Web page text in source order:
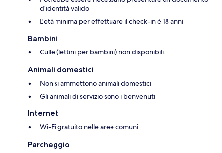
d’identità valido
L'età minima per effettuare il check-in è 18 anni
Bambini
Culle (lettini per bambini) non disponibili.
Animali domestici
Non si ammettono animali domestici
Gli animali di servizio sono i benvenuti
Internet
Wi-Fi gratuito nelle aree comuni
Parcheggio